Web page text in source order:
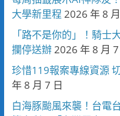
大學新里程 2026 年 8
「路不是你的」！騎士
攔停送辦2026 年 8 月 7
珍惜119報案專線資源
年 8 月 7 日
白海豚颱風來襲！台電